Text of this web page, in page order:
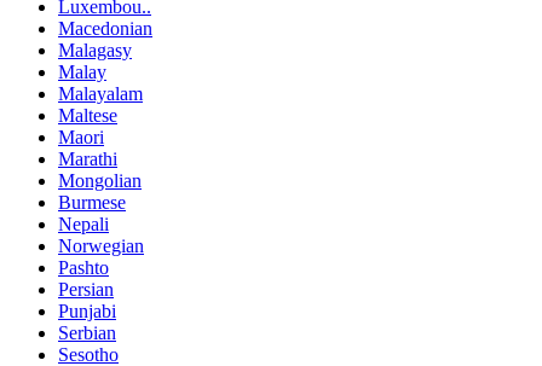
Luxembou..
Macedonian
Malagasy
Malay
Malayalam
Maltese
Maori
Marathi
Mongolian
Burmese
Nepali
Norwegian
Pashto
Persian
Punjabi
Serbian
Sesotho